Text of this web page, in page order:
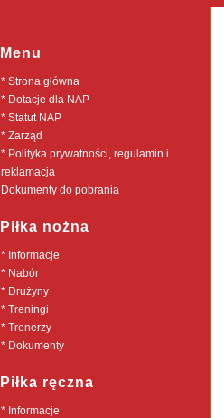
Menu
* Strona główna
* Dotacje dla NAP
* Statut NAP
* Zarząd
* Polityka prywatności, regulamin i
reklamacja
Dokumenty do pobrania
Piłka nożna
* Informacje
* Nabór
* Drużyny
* Treningi
* Trenerzy
* Dokumenty
Piłka ręczna
* Informacje